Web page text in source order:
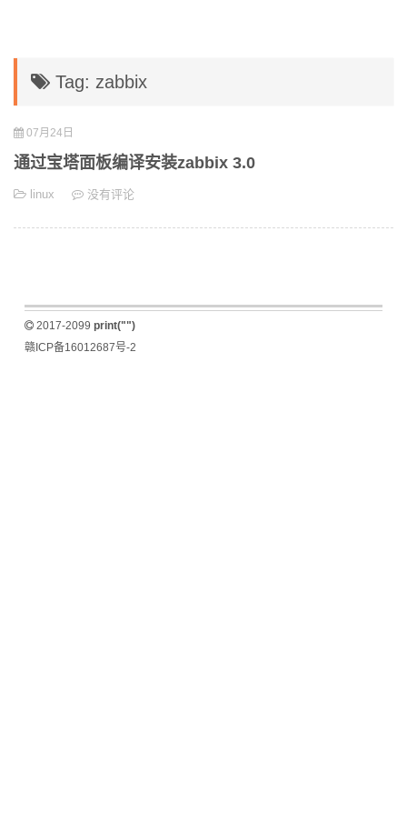
Tag: zabbix
07月24日
通过宝塔面板编译安装zabbix 3.0
linux 没有评论
2017-2099 print("")
赣ICP备16012687号-2